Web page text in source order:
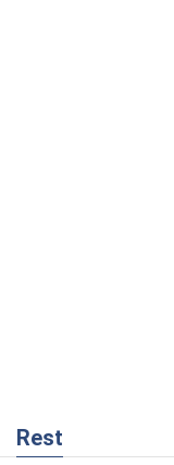
Rest